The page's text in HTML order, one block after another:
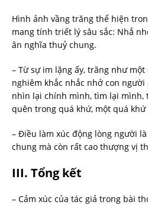
Hình ảnh vầng trăng thể hiện
mang tính triết lý sâu sắc: Nhắ
ân nghĩa thuỷ chung.
– Từ sự im lặng ấy, trăng như
nghiêm khắc nhắc nhở con
nhìn lại chính mình, tìm lại mình,
quên trong quá khứ, một quá
– Điều làm xúc động lòng người
chung mà còn rất cao thượng vị
III. Tổng kết
– Cảm xúc của tác giả trong bài